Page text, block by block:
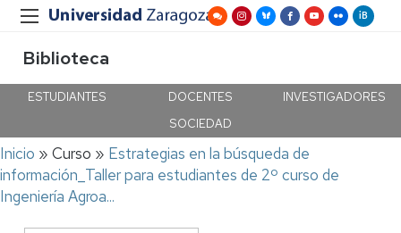
Biblioteca
ESTUDIANTES DOCENTES
INVESTIGADORES
SOCIEDAD
Ruta
de
navegación
Inicio Curso
Estrategias en la búsqueda de
información_Taller para estudiantes de 2º curso de
Ingeniería Agroa...